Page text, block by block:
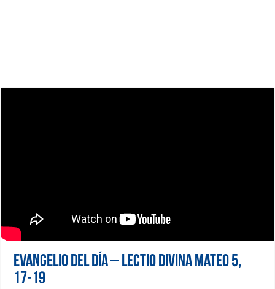
Evangelio del día – Lectio Divina Mateo 5,
17-19